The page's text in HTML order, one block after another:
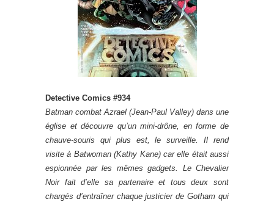
Detective Comics #934
Batman combat Azrael (Jean-Paul Valley) dans une
église et découvre qu’un mini-drône, en forme de
chauve-souris qui plus est, le surveille. Il rend
visite à Batwoman (Kathy Kane) car elle était aussi
espionnée par les mêmes gadgets. Le Chevalier
Noir fait d’elle sa partenaire et tous deux sont
chargés d’entraîner chaque justicier de Gotham qui